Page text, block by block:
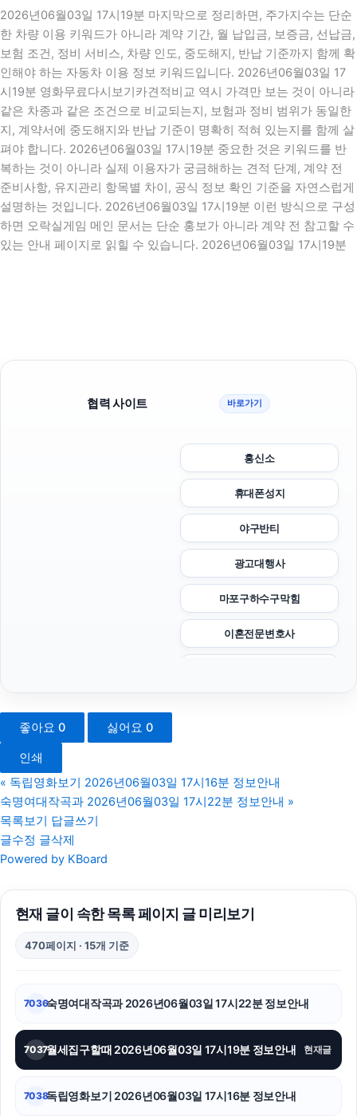
2026년06월03일 17시19분 마지막으로 정리하면, 주가지수는 단순
한 차량 이용 키워드가 아니라 계약 기간, 월 납입금, 보증금, 선납금,
보험 조건, 정비 서비스, 차량 인도, 중도해지, 반납 기준까지 함께 확
인해야 하는 자동차 이용 정보 키워드입니다. 2026년06월03일 17
시19분 영화무료다시보기카견적비교 역시 가격만 보는 것이 아니라
같은 차종과 같은 조건으로 비교되는지, 보험과 정비 범위가 동일한
지, 계약서에 중도해지와 반납 기준이 명확히 적혀 있는지를 함께 살
펴야 합니다. 2026년06월03일 17시19분 중요한 것은 키워드를 반
복하는 것이 아니라 실제 이용자가 궁금해하는 견적 단계, 계약 전
준비사항, 유지관리 항목별 차이, 공식 정보 확인 기준을 자연스럽게
설명하는 것입니다. 2026년06월03일 17시19분 이런 방식으로 구성
하면 오락실게임 메인 문서는 단순 홍보가 아니라 계약 전 참고할 수
있는 안내 페이지로 읽힐 수 있습니다. 2026년06월03일 17시19분
협력 사이트 바로가기
흥신소
휴대폰성지
야구반티
광고대행사
마포구하수구막힘
이혼전문변호사
병원마케팅
동작하수구막힘
이혼변호사
축구반티
좋아요 0 싫어요 0
인쇄
« 독립영화보기 2026년06월03일 17시16분 정보안내
숙명여대작곡과 2026년06월03일 17시22분 정보안내 »
목록보기 답글쓰기
글수정 글삭제
Powered by KBoard
현재 글이 속한 목록 페이지 글 미리보기
470페이지 · 15개 기준
7036숙명여대작곡과 2026년06월03일 17시22분 정보안내
7037월세집구할때 2026년06월03일 17시19분 정보안내 현재글
7038독립영화보기 2026년06월03일 17시16분 정보안내